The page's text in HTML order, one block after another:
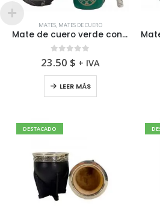
MATES MATES DE CUERO
Mate de cuero verde con figura tallada mas base y bombilla
0fuera de 5
23.50 $ + IVA
LEER MÁS
DESTACADO